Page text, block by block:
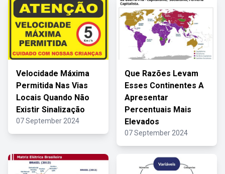
Velocidade Máxima
Permitida Nas Vias
Locais Quando Não
Existir Sinalização
07 September 2024
Que Razões Levam
Esses Continentes A
Apresentar
Percentuais Mais
Elevados
07 September 2024